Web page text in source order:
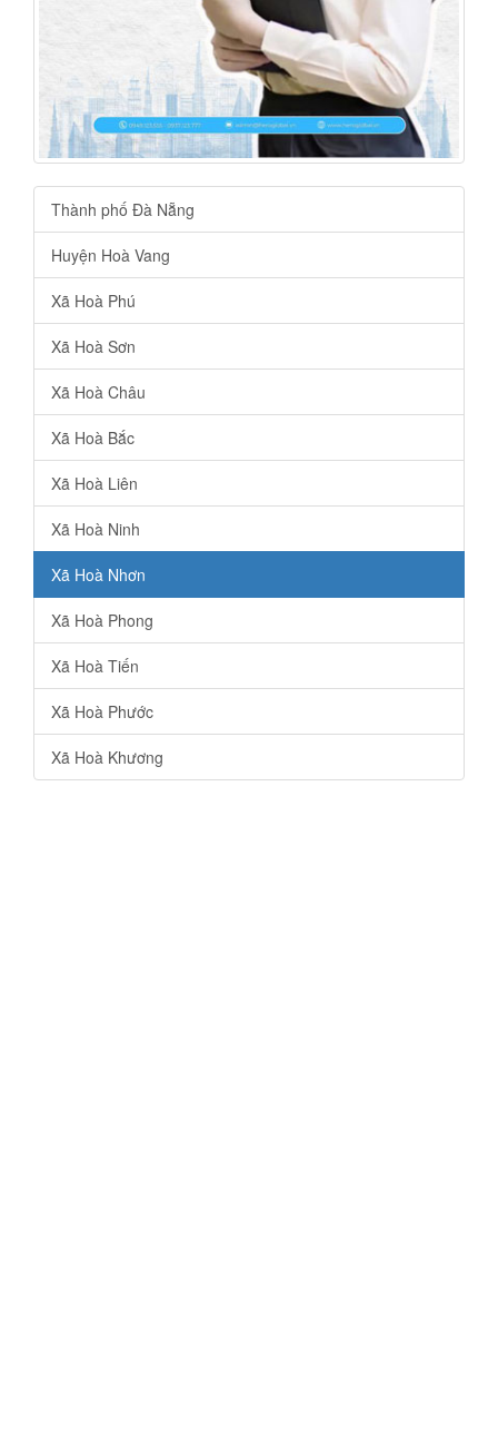
Thành phố Đà Nẵng
Huyện Hoà Vang
Xã Hoà Phú
Xã Hoà Sơn
Xã Hoà Châu
Xã Hoà Bắc
Xã Hoà Liên
Xã Hoà Ninh
Xã Hoà Nhơn
Xã Hoà Phong
Xã Hoà Tiến
Xã Hoà Phước
Xã Hoà Khương